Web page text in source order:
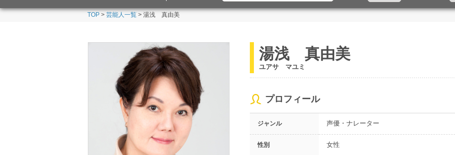
TOP > 芸能人一覧 > 湯浅 真由美
湯浅 真由美
ユアサ マユミ
プロフィール
ジャンル 声優・ナレーター
性別 女性